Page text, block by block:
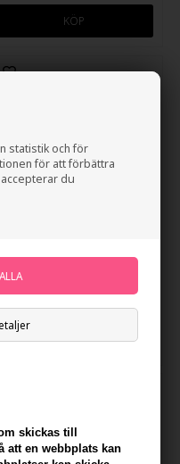
statistik och för
för att förbättra
du
skickas till
att en webbplats kan
Paul Mitchell Shampoo One
ml
SEK